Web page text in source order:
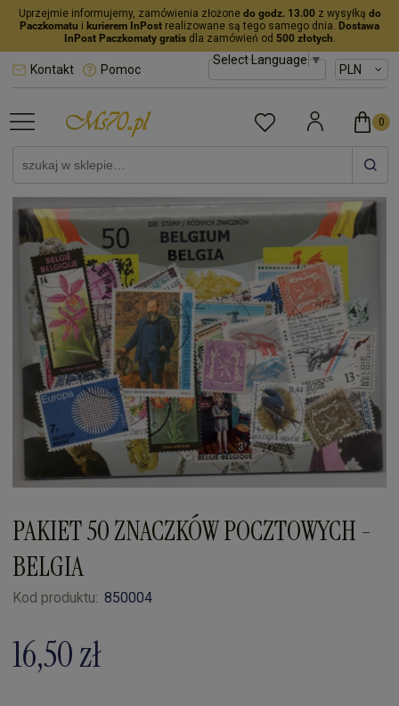
Uprzejmie informujemy, zamówienia złożone do godz. 13.00z wysyłką do
Paczkomatu i kurierem InPost realizowane są tego samego dnia. Dostawa
InPost Paczkomaty gratisdla zamówień od 500 złotych.
Select Language▼
Kontakt Pomoc
PAKIET 50 ZNACZKÓW POCZTOWYCH -
BELGIA
Kod produktu: 850004
16,50 zł